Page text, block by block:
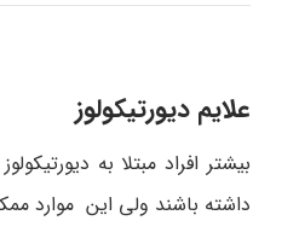
علایم دیورتیکولوز
بیشتر افراد مبتلا به
داشته باشند ولی این موارد